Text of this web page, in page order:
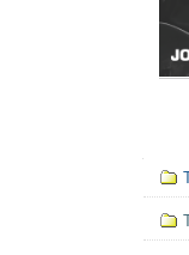
Mục
định